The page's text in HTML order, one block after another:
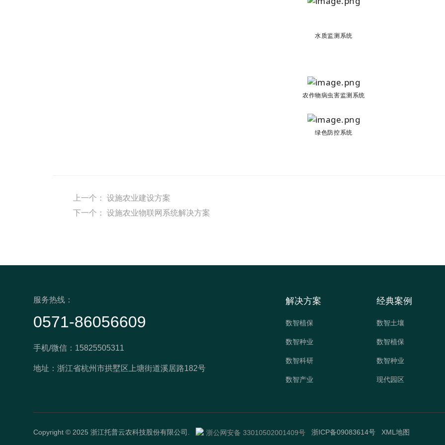
水质监测系统
农作物病虫害监测系统
绿色防控系统
上一个：
设施农业建设方案
下一个：
设施农业物联网系统解决方案
服务热线：
0571-86056609
手机/微信：15825505311
地址：浙江省杭州市拱墅区上塘街道溪居路182号
解决方案
数智植保
数智种业
数智科研
数智产业
经典案例
数智土壤
数智植保
数智种业
现代园区
Copyright © 2025 浙江托普云农科技股份有限公司. 浙公网安备 33010502001409号 浙ICP备09083614号 XML地图